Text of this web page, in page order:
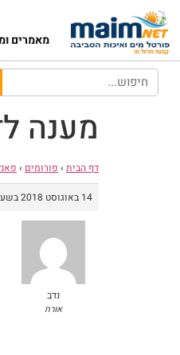
מאמרים
מענה
דף הבית › פורומים ›
14 באוגוסט 2018 בשעה 5:36
נדב
אורח